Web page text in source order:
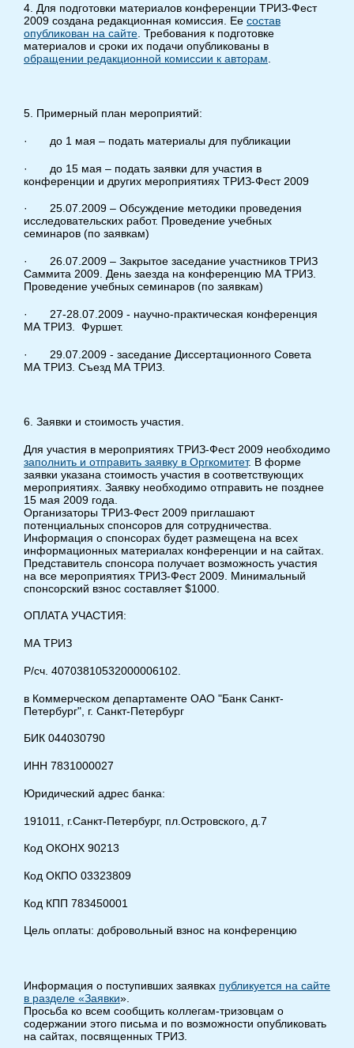
4. Для подготовки материалов конференции ТРИЗ-Фест
2009 создана редакционная комиссия. Ее состав
опубликован на сайте . Требования к подготовке
материалов и сроки их подачи опубликованы в
обращении редакционной комиссии к авторам
5. Примерный план мероприятий:
· до 1 мая – подать материалы для публикации
· до 15 мая – подать заявки для участия в
конференции и других мероприятиях ТРИЗ-Фест 2009
· 25.07.2009 – Обсуждение методики проведения
исследовательских работ. Проведение учебных
семинаров (по заявкам)
· 26.07.2009 – Закрытое заседание участников ТРИЗ
Саммита 2009. День заезда на конференцию МА ТРИЗ.
Проведение учебных семинаров (по заявкам)
· 27-28.07.2009 - научно-практическая конференция
МА ТРИЗ. Фуршет.
· 29.07.2009 - заседание Диссертационного Совета
МА ТРИЗ. Съезд МА ТРИЗ.
6. Заявки и стоимость участия.
Для участия в мероприятиях ТРИЗ-Фест 2009 необходимо
заполнить и отправить заявку в Оргкомитет. В форме
заявки указана стоимость участия в соответствующих
мероприятиях. Заявку необходимо отправить не позднее
15 мая 2009 года.
Организаторы ТРИЗ-Фест 2009 приглашают
потенциальных спонсоров для сотрудничества.
Информация о спонсорах будет размещена на всех
информационных материалах конференции и на сайтах.
Представитель спонсора получает возможность участия
на все мероприятиях ТРИЗ-Фест 2009. Минимальный
спонсорский взнос составляет $1000.
ОПЛАТА УЧАСТИЯ:
МА ТРИЗ
Р/сч. 40703810532000006102.
в Коммерческом департаменте ОАО "Банк Санкт-
Петербург", г. Санкт-Петербург
БИК 044030790
ИНН 7831000027
Юридический адрес банка:
191011, г.Санкт-Петербург, пл.Островского, д.7
Код ОКОНХ 90213
Код ОКПО 03323809
Код КПП 783450001
Цель оплаты: добровольный взнос на конференцию
Информация о поступивших заявках публикуется на сайте
в разделе «Заявки».
Просьба ко всем сообщить коллегам-тризовцам о
содержании этого письма и по возможности опубликовать
на сайтах, посвященных ТРИЗ.